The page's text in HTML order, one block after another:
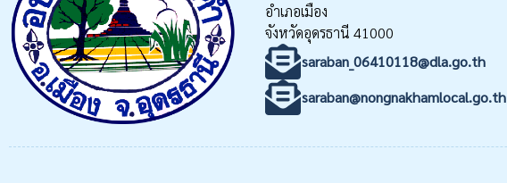
อำเภอเมือง
จังหวัดอุดรธานี 41000
saraban_06410118@dla.go.th
saraban@nongnakhamlocal.go.th